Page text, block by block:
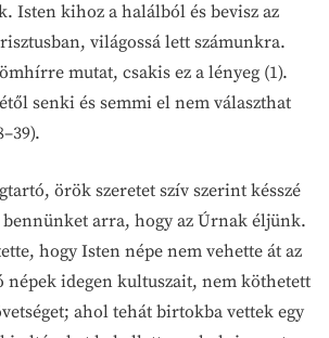
Isten kihoz a halálból és bevisz az
világossá lett számunkra.
mutat, csakis ez a lényeg (1).
senki és semmi el nem választhat
örök szeretet szív szerint késszé
bennünket arra, hogy az Úrnak éljünk.
hogy Isten népe nem vehette át az
népek idegen kultuszait, nem köthetett
ahol tehát birtokba vettek egy